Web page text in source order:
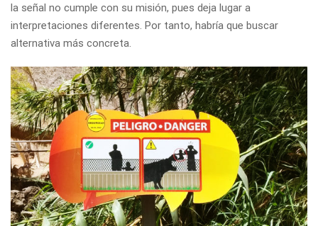
la señal no cumple con su misión, pues deja lugar a
interpretaciones diferentes. Por tanto, habría que buscar
alternativa más concreta.